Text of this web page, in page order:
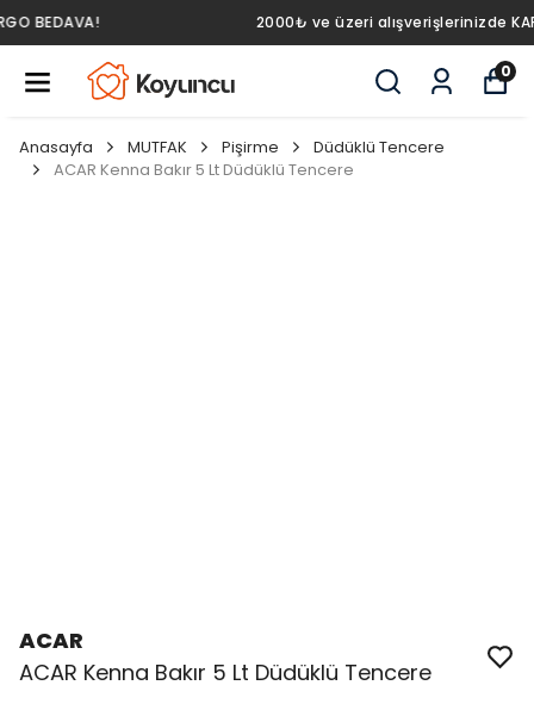
2000₺ ve üzeri alışverişlerinizde KARGO BEDAVA!
0
Anasayfa MUTFAK Pişirme
Düdüklü Tencere
ACAR Kenna Bakır 5 Lt Düdüklü Tencere
ACAR
ACAR Kenna Bakır 5 Lt Düdüklü Tencere